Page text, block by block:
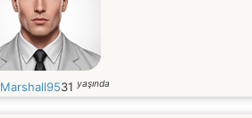
Marshall9531 yaşında